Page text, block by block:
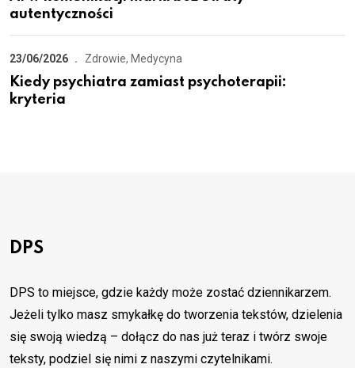
autentyczności
23/06/2026 Zdrowie, Medycyna
Kiedy psychiatra zamiast psychoterapii:
kryteria
DPS
DPS to miejsce, gdzie każdy może zostać dziennikarzem.
Jeżeli tylko masz smykałkę do tworzenia tekstów, dzielenia
się swoją wiedzą – dołącz do nas już teraz i twórz swoje
teksty, podziel się nimi z naszymi czytelnikami.